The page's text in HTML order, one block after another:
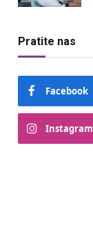
Pratite nas
Facebook
Instagram